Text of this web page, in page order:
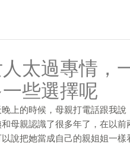
太過專情，
些選擇呢
上的時候，母親打電話跟我說
和母親認識了很多年了，在以
說把她當成自己的親姐姐一樣